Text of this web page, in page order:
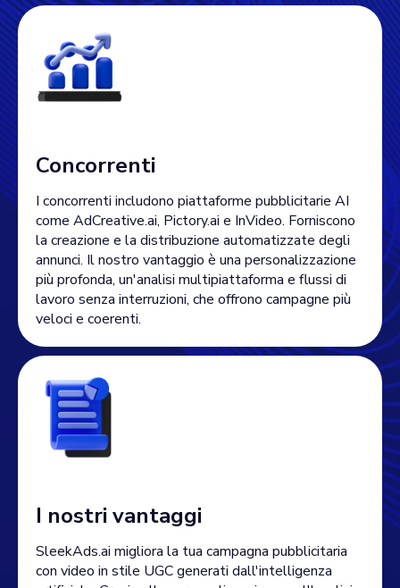
Concorrenti
I concorrenti includono piattaforme pubblicitarie AI
come AdCreative.ai, Pictory.ai e InVideo. Forniscono
la creazione e la distribuzione automatizzate degli
annunci. Il nostro vantaggio è una personalizzazione
più profonda, un'analisi multipiattaforma e flussi di
lavoro senza interruzioni, che offrono campagne più
veloci e coerenti.
I nostri vantaggi
SleekAds.ai migliora la tua campagna pubblicitaria
con video in stile UGC generati dall'intelligenza